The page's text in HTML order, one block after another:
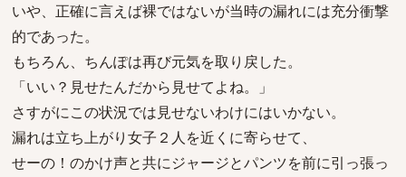
いや、正確に言えば裸ではないが当時の漏れには充分衝撃
的であった。
もちろん、ちんぽは再び元気を取り戻した。
「いい？見せたんだから見せてよね。」
さすがにこの状況では見せないわけにはいかない。
漏れは立ち上がり女子２人を近くに寄らせて、
せーの！のかけ声と共にジャージとパンツを前に引っ張っ